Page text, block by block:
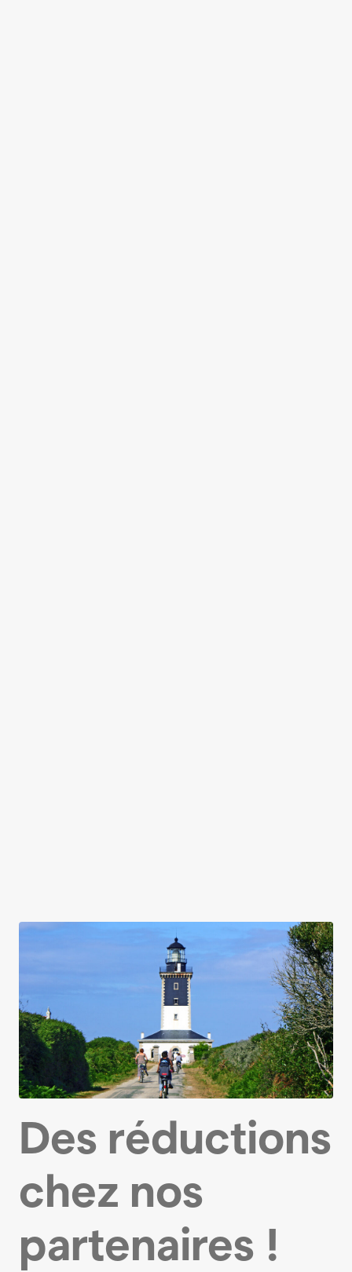
Des réductions
chez nos
partenaires !